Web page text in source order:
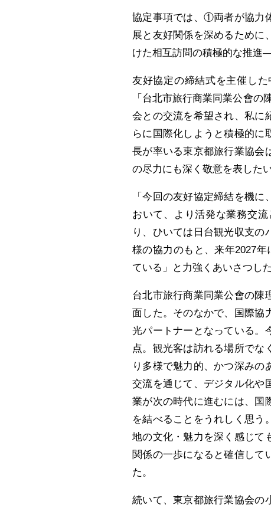
協定事項では、①両者が協力
展と友好関係を深めるため
けた相互訪問の積極的な推進―
友好協定の締結式を主催し
「台北市旅行商業同業公會
会との交流を希望され、私に
らに国際化しようと積極的に
長が率いる東京都旅行業協会
の尽力にも深く敬意を表した
「今回の友好協定締結を機
おいて、より活発な業務交
り、ひいては日台観光収支の
様の協力のもと、来年2027
ている」と力強くあいさつした
台北市旅行商業同業公會の陳
面した。そのなかで、国際協
光パートナーとなっている。
点。観光客は訪れる場所でな
り多様で魅力的、かつ深みの
交流を通じて、デジタル化や
業が次の時代に進むには、国
を結べることをうれしく思う
地の文化・魅力を深く感じて
関係の一歩になると確信して
た。
続いて、東京都旅行業協会の